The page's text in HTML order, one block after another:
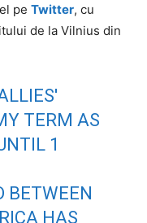
pe Twitter, cu
de la Vilnius din
TERM AS
1
BETWEEN
HAS